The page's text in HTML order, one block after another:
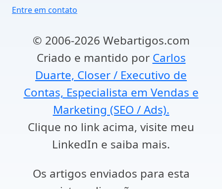
Entre em contato
© 2006-2026 Webartigos.com
Criado e mantido por Carlos
Duarte, Closer / Executivo de
Contas, Especialista em Vendas e
Marketing (SEO / Ads).
Clique no link acima, visite meu
LinkedIn e saiba mais.
Os artigos enviados para esta